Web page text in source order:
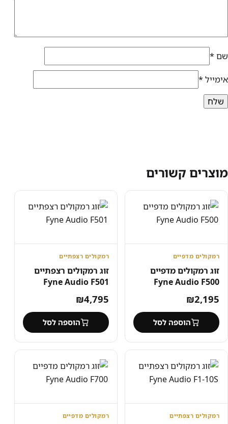
שם *
אימייל*
מוצרים קשורים
רמקולים מדפיים
זוג רמקולים מדפיים
Fyne Audio F500
₪2,195
הוספה לסל
רמקולים רצפתיים
זוג רמקולים רצפתיים
Fyne Audio F501
₪4,795
הוספה לסל
רמקולים רצפתיים רמקולים מדפיים